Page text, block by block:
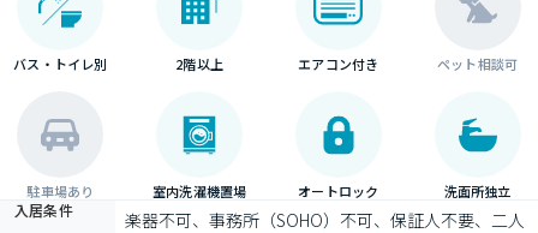
バス・トイレ別 2階以上 エアコン付き ペット相談可
駐車場あり 室内洗濯機置場 オートロック 洗面所独立
入居条件
楽器不可、事務所（SOHO）不可、保証人不要、二人